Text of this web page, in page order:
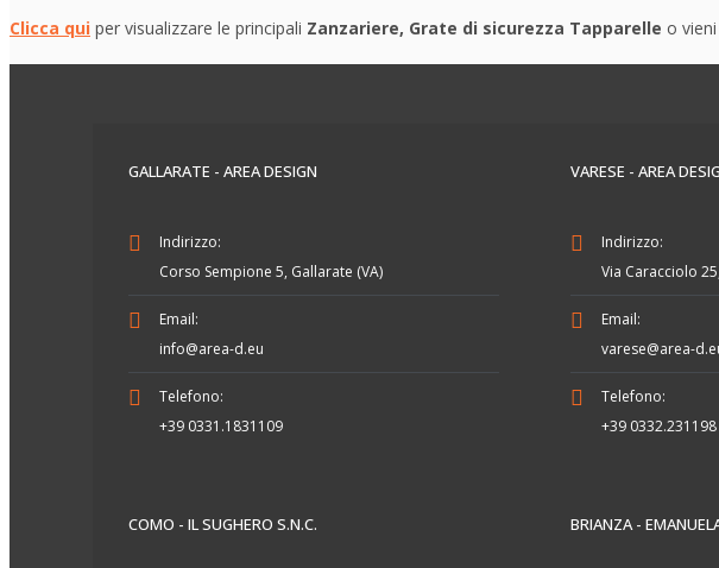
Clicca qui per visualizzare le principali Zanzariere, Grate di sicurezza Tapparelle o
GALLARATE - AREA DESIGN
Indirizzo:
Corso Sempione 5, Gallarate (VA)
Email:
info@area-d.eu
Telefono:
+39 0331.1831109
VARESE - AREA
Indirizzo:
Via Caracciolo
Email:
varese@area-
Telefono:
+39 0332.231198
COMO - IL SUGHERO S.N.C. BRIANZA -